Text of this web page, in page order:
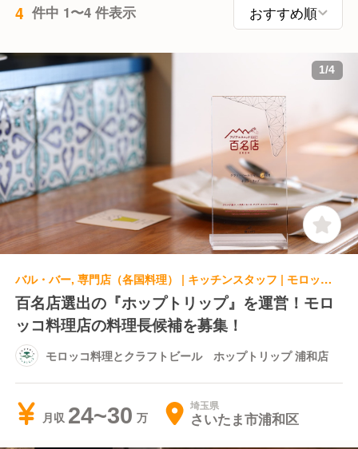
4 件中 1〜4 件表示
1/4
バル・バー, 専門店（各国料理） | キッチンスタッフ | モロッコ料理とクラフトビール ホップトリップ 浦和店
百名店選出の『ホップトリップ』を運営！モロ
ッコ料理店の料理長候補を募集！
モロッコ料理とクラフトビール ホップトリップ 浦和店
月収 24~30 埼玉県
さいたま市浦和区